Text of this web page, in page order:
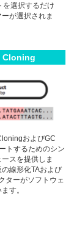
を選択するだけ
が選択されま
Cloning
およびGC
トするためのシン
スを提供しま
線形化TAおよび
ターがソフトウェ
す。